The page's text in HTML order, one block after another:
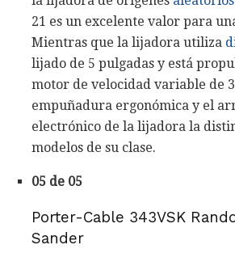
21 es un excelente valor para
Mientras que la lijadora utiliza
lijado de 5 pulgadas y está
motor de velocidad variable de
empuñadura ergonómica y el
electrónico de la lijadora la
modelos de su clase.
05 de 05
Porter-Cable 343VSK
Sander